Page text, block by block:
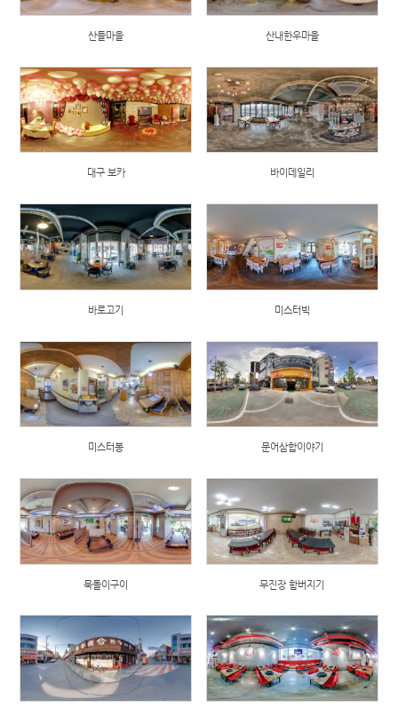
산들마을 산내한우마을
대구 보카 바이데일리
바로고기 미스터빅
미스터봉 문어삼합이야기
묵돌이구이 무진장 함버지기